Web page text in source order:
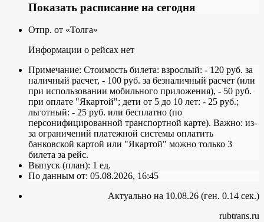
Показать расписание на сегодня
Отпр. от «Толга»
Информации о рейсах нет
Примечание: Стоимость билета: взрослый: - 120 руб. за
наличный расчет, - 100 руб. за безналичный расчет (или
при использовании мобильного приложения), - 50 руб.
при оплате "Якартой"; дети от 5 до 10 лет: - 25 руб.;
льготный: - 25 руб. или бесплатно (по
персонифицированной транспортной карте). Важно: из-
за ограничений платежной системы оплатить
банковской картой или "Якартой" можно только 3
билета за рейс.
Выпуск (план): 1 ед.
По данным от: 05.08.2026, 16:45
Актуально на 10.08.26 (ген. 0.14 сек.)
rubtrans.ru